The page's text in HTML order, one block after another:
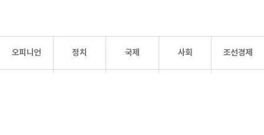
오피니언 정치 국제 사회 조선경제